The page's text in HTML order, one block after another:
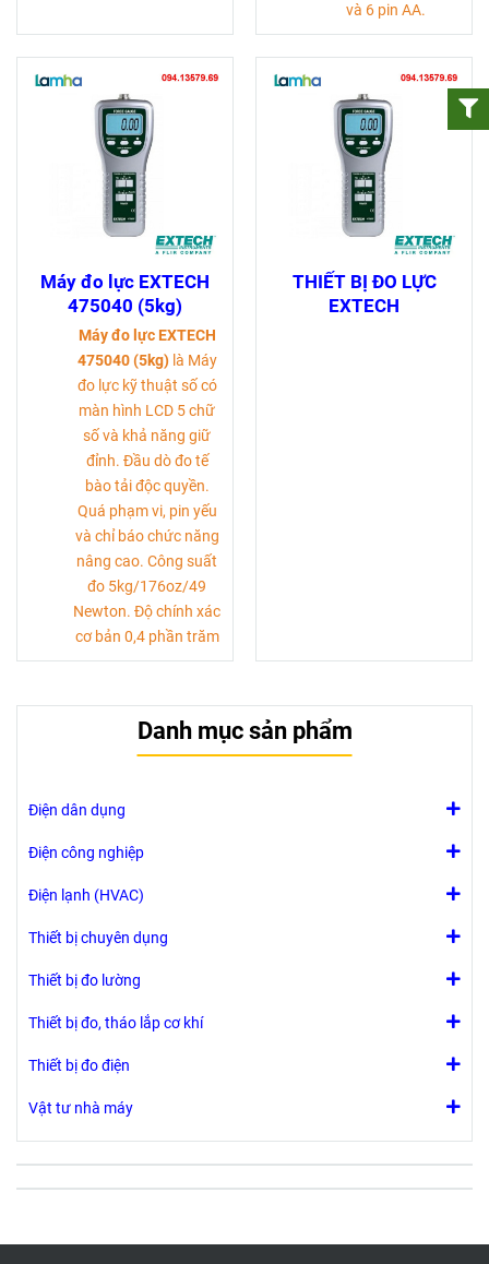
và 6 pin AA.
Máy đo lực EXTECH
475040 (5kg)
Máy đo lực EXTECH
475040 (5kg)là Máy
đo lực kỹ thuật số có
màn hình LCD 5 chữ
số và khả năng giữ
đỉnh. Đầu dò đo tế
bào tải độc quyền.
Quá phạm vi, pin yếu
và chỉ báo chức năng
nâng cao. Công suất
đo 5kg/176oz/49
Newton. Độ chính xác
cơ bản 0,4 phần trăm
THIẾT BỊ ĐO LỰC
EXTECH
Danh mục sản phẩm
Điện dân dụng
Điện công nghiệp
Điện lạnh (HVAC)
Thiết bị chuyên dụng
Thiết bị đo lường
Thiết bị đo, tháo lắp cơ khí
Thiết bị đo điện
Vật tư nhà máy